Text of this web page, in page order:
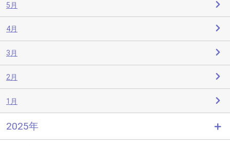
5月
4月
3月
2月
1月
2025年